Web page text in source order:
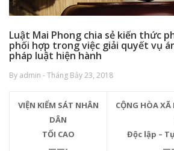
Luật Mai Phong chia sẻ kiến thức
phối hợp trong việc giải quyết vụ
pháp luật hiện hành
By admin - Tháng Bảy 23, 2018
VIỆN KIỂM SÁT NHÂN
DÂN
TỐI CAO
——-
CỘNG HÒA XÃ
Độc lập –